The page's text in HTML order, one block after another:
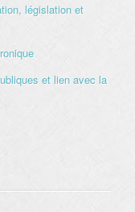
législation et
et lien avec la